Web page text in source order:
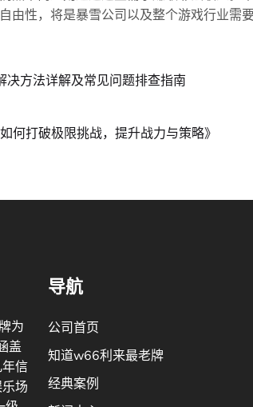
由性，将是暴雪公司以及整个游戏行业需
方法详解及常见问题排查指南
何打破极限挑战，提升战力与策略》
为
盖
信
场
导航
公司首页
知道w66利来最老牌
经典案例